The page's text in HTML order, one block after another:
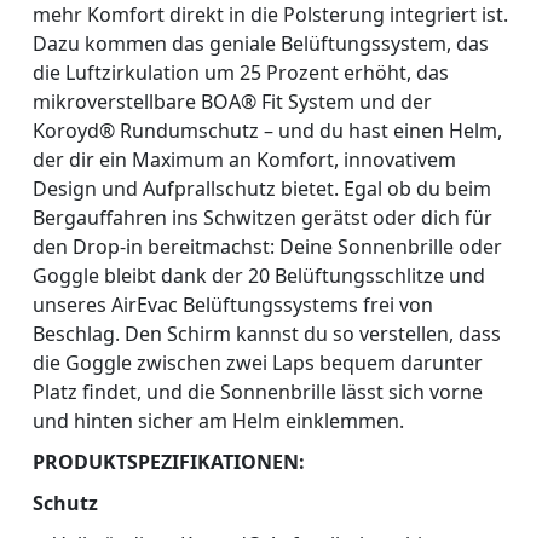
mehr Komfort direkt in die Polsterung integriert ist.
Dazu kommen das geniale Belüftungssystem, das
die Luftzirkulation um 25 Prozent erhöht, das
mikroverstellbare BOA® Fit System und der
Koroyd® Rundumschutz – und du hast einen Helm,
der dir ein Maximum an Komfort, innovativem
Design und Aufprallschutz bietet. Egal ob du beim
Bergauffahren ins Schwitzen gerätst oder dich für
den Drop-in bereitmachst: Deine Sonnenbrille oder
Goggle bleibt dank der 20 Belüftungsschlitze und
unseres AirEvac Belüftungssystems frei von
Beschlag. Den Schirm kannst du so verstellen, dass
die Goggle zwischen zwei Laps bequem darunter
Platz findet, und die Sonnenbrille lässt sich vorne
und hinten sicher am Helm einklemmen.
PRODUKTSPEZIFIKATIONEN:
Schutz